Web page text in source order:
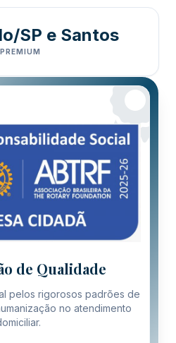
SP e Santos
de Qualidade
pelos rigorosos padrões de
no atendimento